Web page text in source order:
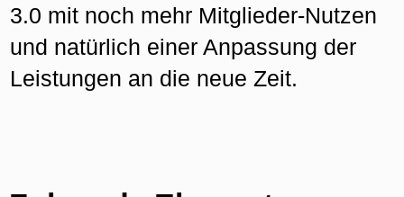
3.0 mit noch mehr Mitglieder-Nutzen
und natürlich einer Anpassung der
Leistungen an die neue Zeit.